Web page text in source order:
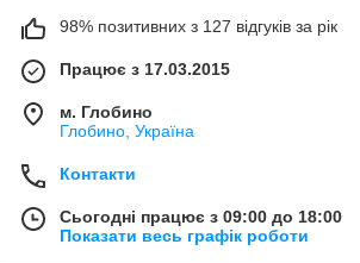
98% позитивних з 127 відгуків за рік
Працює з 17.03.2015
м. Глобино
Глобино, Україна
Контакти
Сьогодні працює з 09:00 до 18:00
Показати весь графік роботи